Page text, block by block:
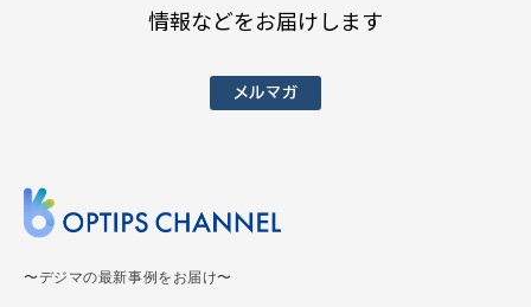
情報などをお届けします
メルマガ
〜デジマの最新事例をお届け〜